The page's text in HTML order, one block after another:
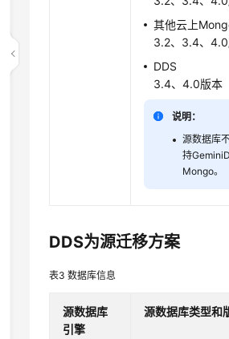
其他云上
3.2、3.4、
DDS
3.4、4.0版本
说明：
源数据库
持
Mongo。
DDS为源迁移方案
表3数据库信息
源数据库
引擎
源数据库类型和